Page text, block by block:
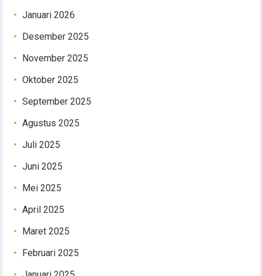
Januari 2026
Desember 2025
November 2025
Oktober 2025
September 2025
Agustus 2025
Juli 2025
Juni 2025
Mei 2025
April 2025
Maret 2025
Februari 2025